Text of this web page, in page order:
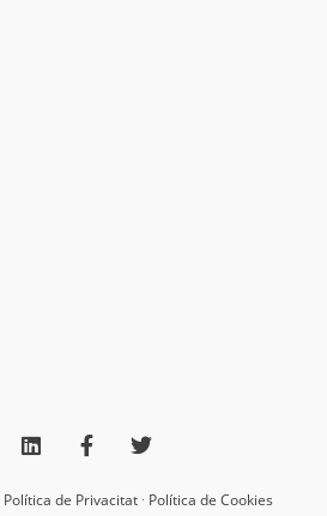
n
k
d
c
e
o
i
t
e
Política de Privacitat · Política de Cookies